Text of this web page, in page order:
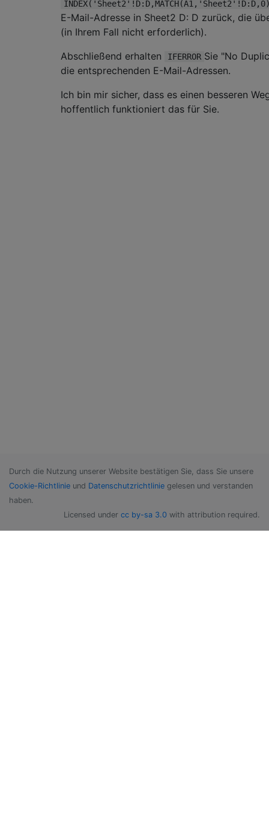
E-Mail-Adresse in Sheet2 D: D zurück, die
(in Ihrem Fall nicht erforderlich).
Abschließend erhalten
IFERROR Sie "No
die entsprechenden E-Mail-Adressen.
Ich bin mir sicher, dass es einen besseren
hoffentlich funktioniert das für Sie.
Durch die Nutzung unserer Website bestätigen Sie, dass Sie unsere
Cookie-Richtlinie und Datenschutzrichtlinie gelesen und verstanden
haben.
Licensed under cc by-sa 3.0 with attribution required.